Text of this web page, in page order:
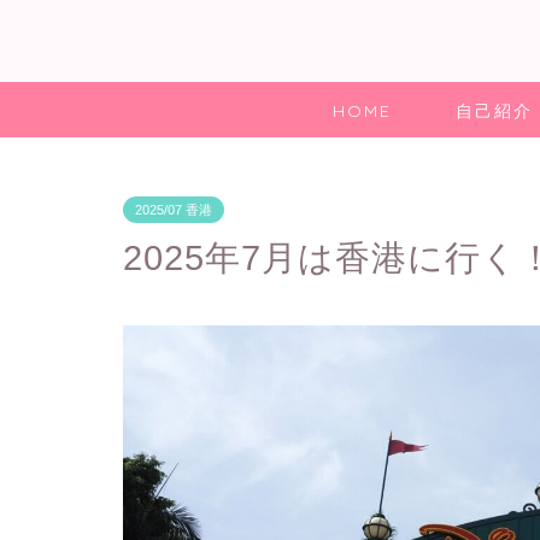
HOME 自己紹介
2025/07 香港
2025年7月は香港に行く